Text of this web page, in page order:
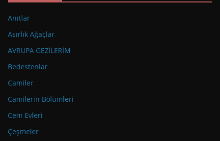
Anıtlar
Asırlık Ağaçlar
AVRUPA GEZİLERİM
Bedestenlar
Camiler
Camilerin Bölümleri
Cem Evleri
Çeşmeler